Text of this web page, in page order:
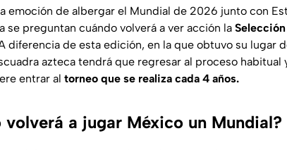
emoción de albergar el Mundial de 2026 junto con
se preguntan cuándo volverá a ver acción la
diferencia de esta edición, en la que obtuvo su lugar
azteca tendrá que regresar al proceso habitual
entrar al torneo que se realiza cada 4 años.
volverá a jugar México un Mundial?